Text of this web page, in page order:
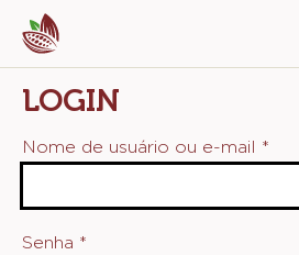
Skip
to
main
content
LOGIN
Nome de usuário ou e-mail *
Senha *